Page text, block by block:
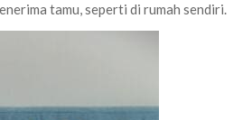
tamu, seperti di rumah sendiri.